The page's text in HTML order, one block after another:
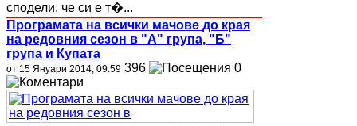
сподели, че си е т�...
Програмата на всички мачове до края
на редовния сезон в "А" група, "Б"
група и Купата
от 15 Януари 2014, 09:59 396 0